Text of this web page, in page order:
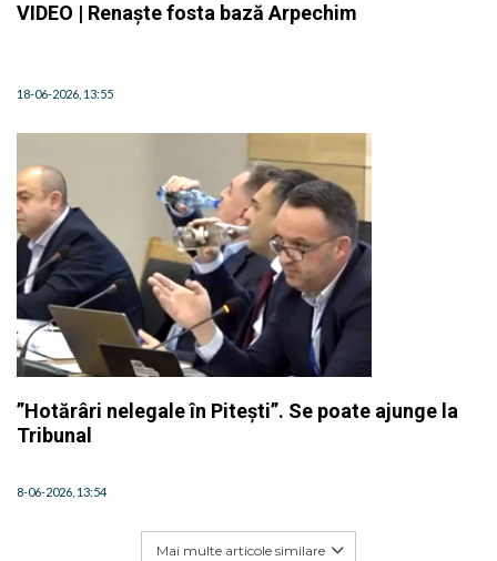
VIDEO | Renaște fosta bază Arpechim
18-06-2026, 13:55
”Hotărâri nelegale în Pitești”. Se poate ajunge la
Tribunal
8-06-2026, 13:54
Mai multe articole similare